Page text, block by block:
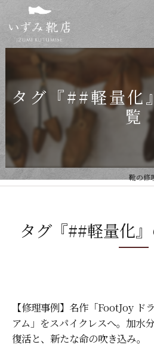
タグ『##軽量化
覧
靴の修
タグ『##軽量化
【修理事例】名作「FootJoy ド
アム」をスパイクレスへ。加水
復活と、新たな命の吹き込み。